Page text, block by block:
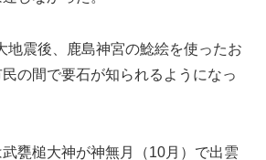
地震後、鹿島神宮の鯰絵を使ったお
の間で要石が知られるようになっ
甕槌大神が神無月（10月）で出雲